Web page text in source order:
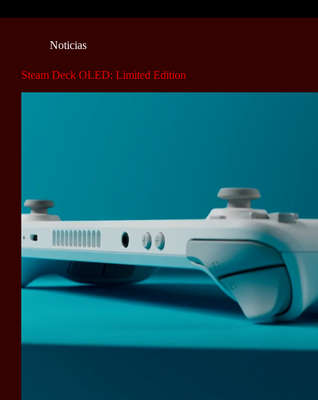
Noticias
Steam Deck OLED: Limited Edition